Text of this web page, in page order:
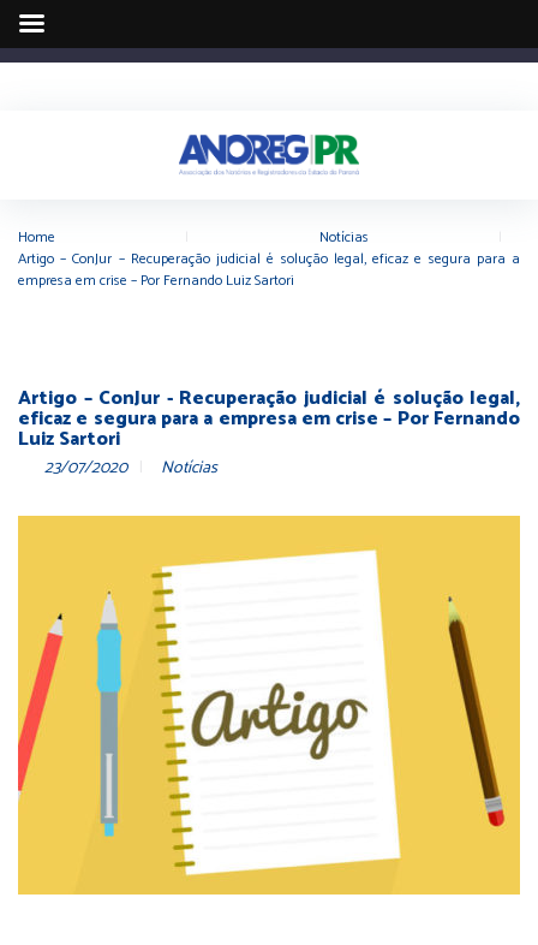
Home Notícias
Artigo – ConJur – Recuperação judicial é solução legal, eficaz e segura para a
empresa em crise – Por Fernando Luiz Sartori
Artigo – ConJur - Recuperação judicial é solução legal,
eficaz e segura para a empresa em crise – Por Fernando
Luiz Sartori
23/07/2020 Notícias